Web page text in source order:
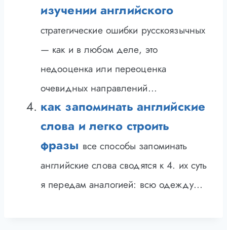
изучении английского
стратегические ошибки русскоязычных
— как и в любом деле, это
недооценка или переоценка
очевидных направлений...
как запоминать английские
слова и легко строить
фразы все способы запоминать
английские слова сводятся к 4. их суть
я передам аналогией: всю одежду...